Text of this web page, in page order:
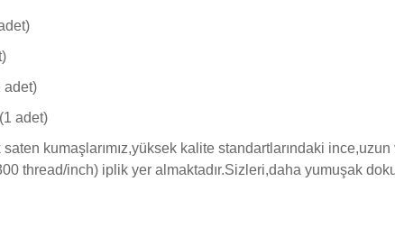
adet)
adet)
kumaşlarımız,yüksek kalite standartlarındaki
thread/inch) iplik yer almaktadır.Sizleri,daha yumuşak